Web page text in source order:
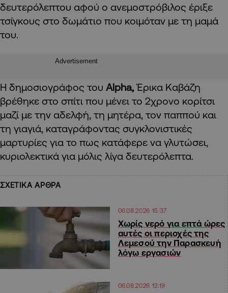
δευτερόλεπτου αφού ο ανεμοστρόβιλος έριξε
τσίγκους στο δωμάτιο που κοιμόταν με τη μαμά
του.
Advertisement
Η δημοσιογράφος του Alpha,Έρικα Καβάζη
βρέθηκε στο σπίτι που μένει το 2χρονο κορίτσι
μαζί με την αδελφή, τη μητέρα, τον παππού και
τη γιαγιά, καταγράφοντας συγκλονιστικές
μαρτυρίες για το πως κατάφερε να γλυτώσει,
κυριολεκτικά για μόλις λίγα δευτερόλεπτα.
ΣΧΕΤΙΚΑ ΑΡΘΡΑ
06.08.2026 15:37
Χωρίς νερό για επτά ώρες
αυτές οι περιοχές της
Λεμεσού την Παρασκευή
λόγω εργασιών
06.08.2026 12:19